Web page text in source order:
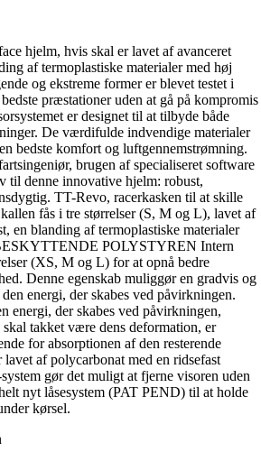
hjelm, hvis skal er lavet af avanceret
af termoplastiske materialer med høj
og ekstreme former er blevet testet i
præstationer uden at gå på kompromis
er designet til at tilbyde både
De værdifulde indvendige materialer
bedste komfort og luftgennemstrømning.
brugen af specialiseret software
til denne innovative hjelm: robust,
TT-Revo, racerkasken til at skille
fås i tre størrelser (S, M og L), lavet af
en blanding af termoplastiske materialer
POLYSTYREN Intern
(XS, M og L) for at opnå bedre
Denne egenskab muliggør en gradvis og
energi, der skabes ved påvirkningen.
energi, der skabes ved påvirkningen,
skal takket være dens deformation, er
for absorptionen af den resterende
af polycarbonat med en ridsefast
gør det muligt at fjerne visoren uden
nyt låsesystem (PAT PEND) til at holde
kørsel.